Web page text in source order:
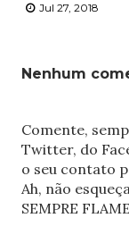
Jul 27, 2018
Nenhum
Comente,
Twitter, do
o seu contato
Ah, não
SEMPRE